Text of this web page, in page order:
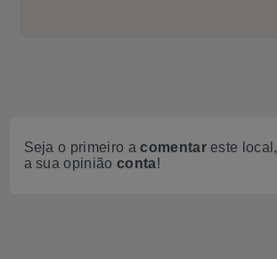
Seja o primeiro acomentareste local,
a sua opinião conta!